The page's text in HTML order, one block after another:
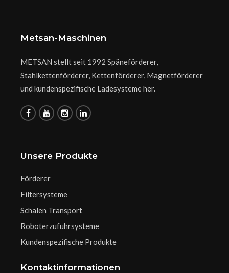
Metsan-Maschinen
METSAN stellt seit 1992 Späneförderer,
Stahlkettenförderer, Kettenförderer, Magnetförderer
und kundenspezifische Ladesysteme her.
Unsere Produkte
Förderer
Filtersysteme
Schalen Transport
Roboterzufuhrsysteme
Kundenspezifische Produkte
Kontaktinformationen